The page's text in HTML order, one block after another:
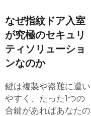
なぜ指紋ドア入室
が究極のセキュリ
ティソリューショ
ンなのか
鍵は複製や盗難に遭い
やすく、たった1つの
合鍵があればあなたの